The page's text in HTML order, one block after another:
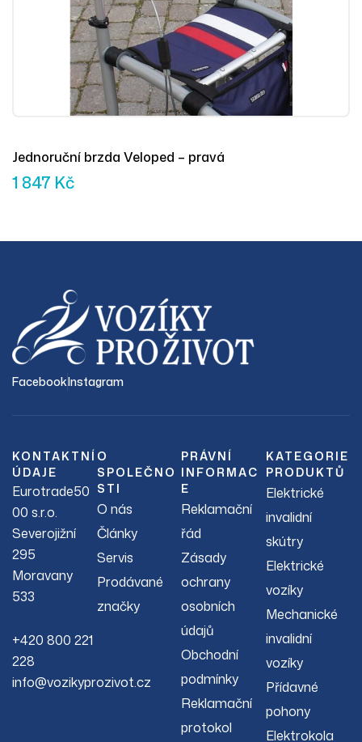
Jednoruční brzda Veloped – pravá
1 847 Kč
FacebookInstagram
KONTAKTNÍ
ÚDAJE
Eurotrade50
00 s.r.o.
Severojižní
295
Moravany
533
+420 800 221
228
info@vozikyprozivot.cz
O
SPOLEČNO
STI
O nás
Články
Servis
Prodávané
značky
PRÁVNÍ
INFORMAC
E
Reklamační
řád
Zásady
ochrany
osobních
údajů
Obchodní
podmínky
Reklamační
protokol
KATEGORIE
PRODUKTŮ
Elektrické
invalidní
skútry
Elektrické
vozíky
Mechanické
invalidní
vozíky
Přídavné
pohony
Elektrokola